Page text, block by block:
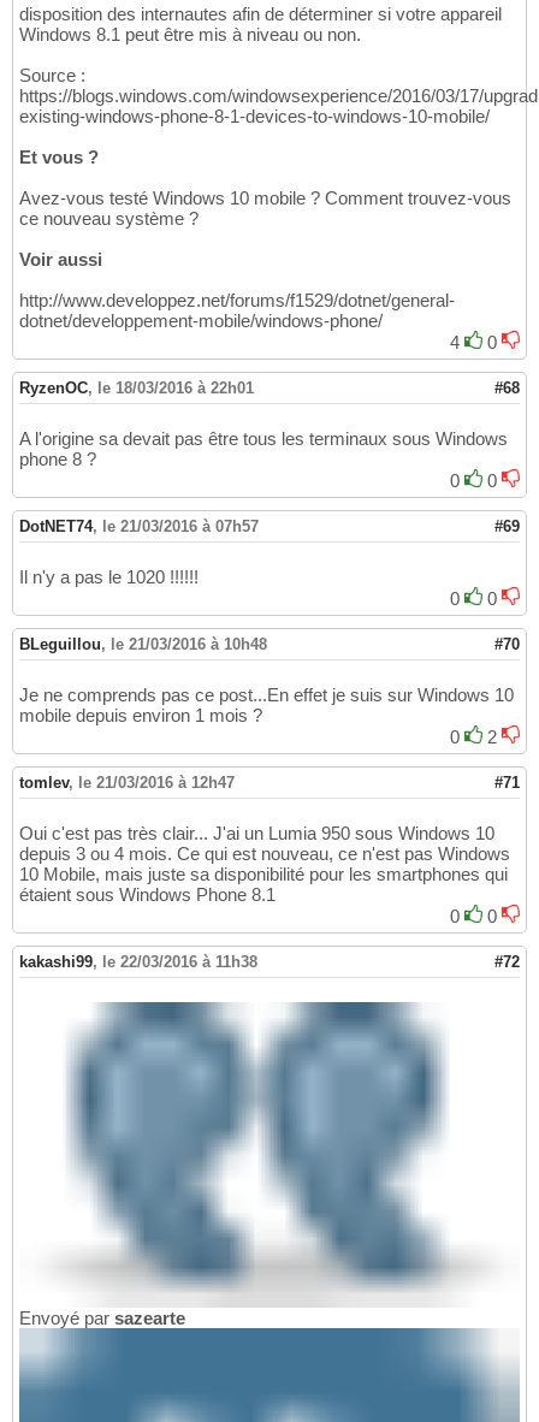
disposition des internautes afin de déterminer si votre appareil
Windows 8.1 peut être mis à niveau ou non.
Source :
https://blogs.windows.com/windowsexperience/2016/03/17/
existing-windows-phone-8-1-devices-to-windows-10-mobile/
Et vous ?
Avez-vous testé Windows 10 mobile ? Comment trouvez-vous
ce nouveau système ?
Voir aussi
http://www.developpez.net/forums/f1529/dotnet/general-
dotnet/developpement-mobile/windows-phone/
4
0
RyzenOC, le 18/03/2016 à 22h01 #68
A l'origine sa devait pas être tous les terminaux sous Windows
phone 8 ?
0
0
DotNET74, le 21/03/2016 à 07h57 #69
Il n'y a pas le 1020 !!!!!!
0
0
BLeguillou, le 21/03/2016 à 10h48 #70
Je ne comprends pas ce post...En effet je suis sur Windows 10
mobile depuis environ 1 mois ?
0
2
tomlev, le 21/03/2016 à 12h47 #71
Oui c'est pas très clair... J'ai un Lumia 950 sous Windows 10
depuis 3 ou 4 mois. Ce qui est nouveau, ce n'est pas Windows
10 Mobile, mais juste sa disponibilité pour les smartphones qui
étaient sous Windows Phone 8.1
0
0
kakashi99, le 22/03/2016 à 11h38 #72
Envoyé par sazearte